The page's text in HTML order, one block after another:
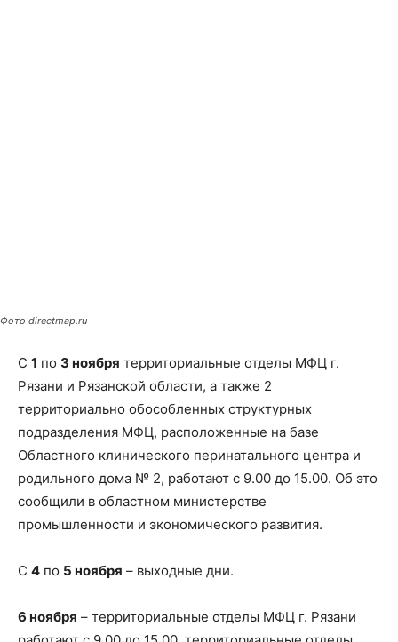
Фото directmap.ru
С 1 по 3 ноября территориальные отделы МФЦ г.
Рязани и Рязанской области, а также 2
территориально обособленных структурных
подразделения МФЦ, расположенные на базе
Областного клинического перинатального центра и
родильного дома № 2, работают с 9.00 до 15.00. Об это
сообщили в областном министерстве
промышленности и экономического развития.
С 4 по 5 ноября – выходные дни.
6 ноября – территориальные отделы МФЦ г. Рязани